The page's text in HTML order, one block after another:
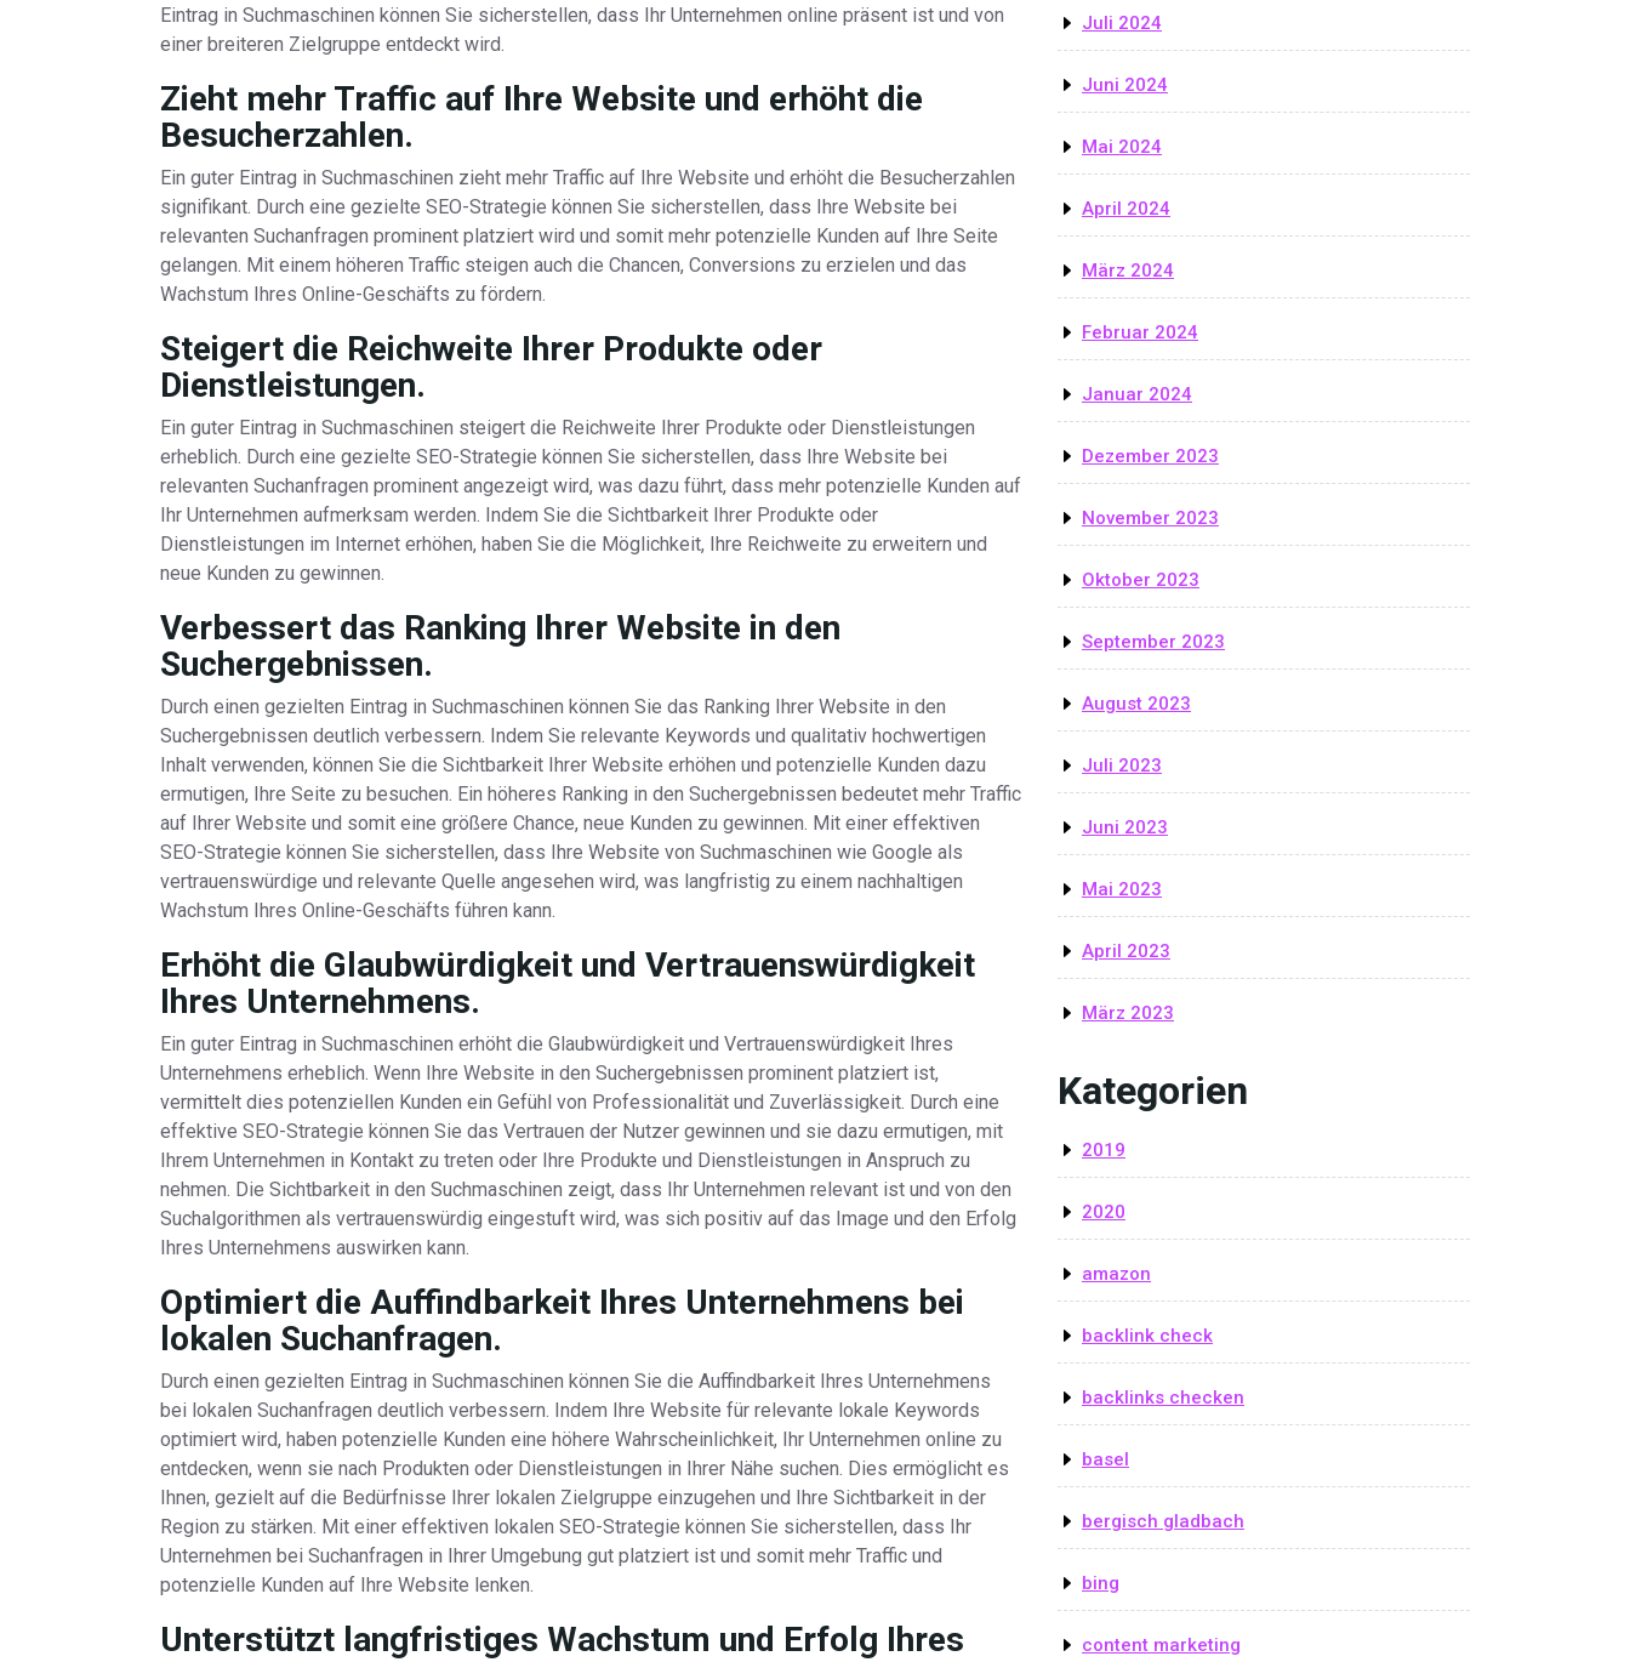
Eintrag in Suchmaschinen können Sie sicherstellen, dass Ihr Unternehmen online präsent ist und von
einer breiteren Zielgruppe entdeckt wird.
Zieht mehr Traffic auf Ihre Website und erhöht die
Besucherzahlen.
Ein guter Eintrag in Suchmaschinen zieht mehr Traffic auf Ihre Website und erhöht die Besucherzahlen
signifikant. Durch eine gezielte SEO-Strategie können Sie sicherstellen, dass Ihre Website bei
relevanten Suchanfragen prominent platziert wird und somit mehr potenzielle Kunden auf Ihre Seite
gelangen. Mit einem höheren Traffic steigen auch die Chancen, Conversions zu erzielen und das
Wachstum Ihres Online-Geschäfts zu fördern.
Steigert die Reichweite Ihrer Produkte oder
Dienstleistungen.
Ein guter Eintrag in Suchmaschinen steigert die Reichweite Ihrer Produkte oder Dienstleistungen
erheblich. Durch eine gezielte SEO-Strategie können Sie sicherstellen, dass Ihre Website bei
relevanten Suchanfragen prominent angezeigt wird, was dazu führt, dass mehr potenzielle Kunden auf
Ihr Unternehmen aufmerksam werden. Indem Sie die Sichtbarkeit Ihrer Produkte oder
Dienstleistungen im Internet erhöhen, haben Sie die Möglichkeit, Ihre Reichweite zu erweitern und
neue Kunden zu gewinnen.
Verbessert das Ranking Ihrer Website in den
Suchergebnissen.
Durch einen gezielten Eintrag in Suchmaschinen können Sie das Ranking Ihrer Website in den
Suchergebnissen deutlich verbessern. Indem Sie relevante Keywords und qualitativ hochwertigen
Inhalt verwenden, können Sie die Sichtbarkeit Ihrer Website erhöhen und potenzielle Kunden dazu
ermutigen, Ihre Seite zu besuchen. Ein höheres Ranking in den Suchergebnissen bedeutet mehr Traffic
auf Ihrer Website und somit eine größere Chance, neue Kunden zu gewinnen. Mit einer effektiven
SEO-Strategie können Sie sicherstellen, dass Ihre Website von Suchmaschinen wie Google als
vertrauenswürdige und relevante Quelle angesehen wird, was langfristig zu einem nachhaltigen
Wachstum Ihres Online-Geschäfts führen kann.
Erhöht die Glaubwürdigkeit und Vertrauenswürdigkeit
Ihres Unternehmens.
Ein guter Eintrag in Suchmaschinen erhöht die Glaubwürdigkeit und Vertrauenswürdigkeit Ihres
Unternehmens erheblich. Wenn Ihre Website in den Suchergebnissen prominent platziert ist,
vermittelt dies potenziellen Kunden ein Gefühl von Professionalität und Zuverlässigkeit. Durch eine
effektive SEO-Strategie können Sie das Vertrauen der Nutzer gewinnen und sie dazu ermutigen, mit
Ihrem Unternehmen in Kontakt zu treten oder Ihre Produkte und Dienstleistungen in Anspruch zu
nehmen. Die Sichtbarkeit in den Suchmaschinen zeigt, dass Ihr Unternehmen relevant ist und von den
Suchalgorithmen als vertrauenswürdig eingestuft wird, was sich positiv auf das Image und den Erfolg
Ihres Unternehmens auswirken kann.
Optimiert die Auffindbarkeit Ihres Unternehmens bei
lokalen Suchanfragen.
Durch einen gezielten Eintrag in Suchmaschinen können Sie die Auffindbarkeit Ihres Unternehmens
bei lokalen Suchanfragen deutlich verbessern. Indem Ihre Website für relevante lokale Keywords
optimiert wird, haben potenzielle Kunden eine höhere Wahrscheinlichkeit, Ihr Unternehmen online zu
entdecken, wenn sie nach Produkten oder Dienstleistungen in Ihrer Nähe suchen. Dies ermöglicht es
Ihnen, gezielt auf die Bedürfnisse Ihrer lokalen Zielgruppe einzugehen und Ihre Sichtbarkeit in der
Region zu stärken. Mit einer effektiven lokalen SEO-Strategie können Sie sicherstellen, dass Ihr
Unternehmen bei Suchanfragen in Ihrer Umgebung gut platziert ist und somit mehr Traffic und
potenzielle Kunden auf Ihre Website lenken.
Unterstützt langfristiges Wachstum und Erfolg Ihres
Juli 2024
Juni 2024
Mai 2024
April 2024
März 2024
Februar 2024
Januar 2024
Dezember 2023
November 2023
Oktober 2023
September 2023
August 2023
Juli 2023
Juni 2023
Mai 2023
April 2023
März 2023
Kategorien
2019
2020
amazon
backlink check
backlinks checken
basel
bergisch gladbach
bing
content marketing